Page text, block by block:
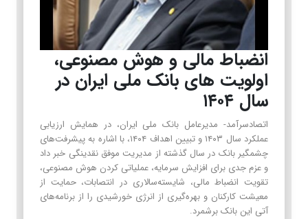
انضباط مالی و هوش مصنوعی،
اولویت های بانک ملی ایران در
سال ۱۴۰۴
اتصادسرآمد- مدیرعامل بانک ملی ایران، در همایش ارزیابی
عملکرد سال ۱۴۰۳ و تبیین اهداف ۱۴۰۴، با اشاره به پیشرفت‌های
چشمگیر بانک در سال گذشته از مدیریت موفق نقدینگی خبر داد
و عزم جدی برای افزایش سرمایه، عملیاتی کردن هوش مصنوعی،
تقویت انضباط مالی، شایسته‌سالاری در انتصابات، حمایت از
معیشت کارکنان و بهره‌گیری از انرژی خورشیدی را از برنامه‌های
آتی این بانک برشمرد.